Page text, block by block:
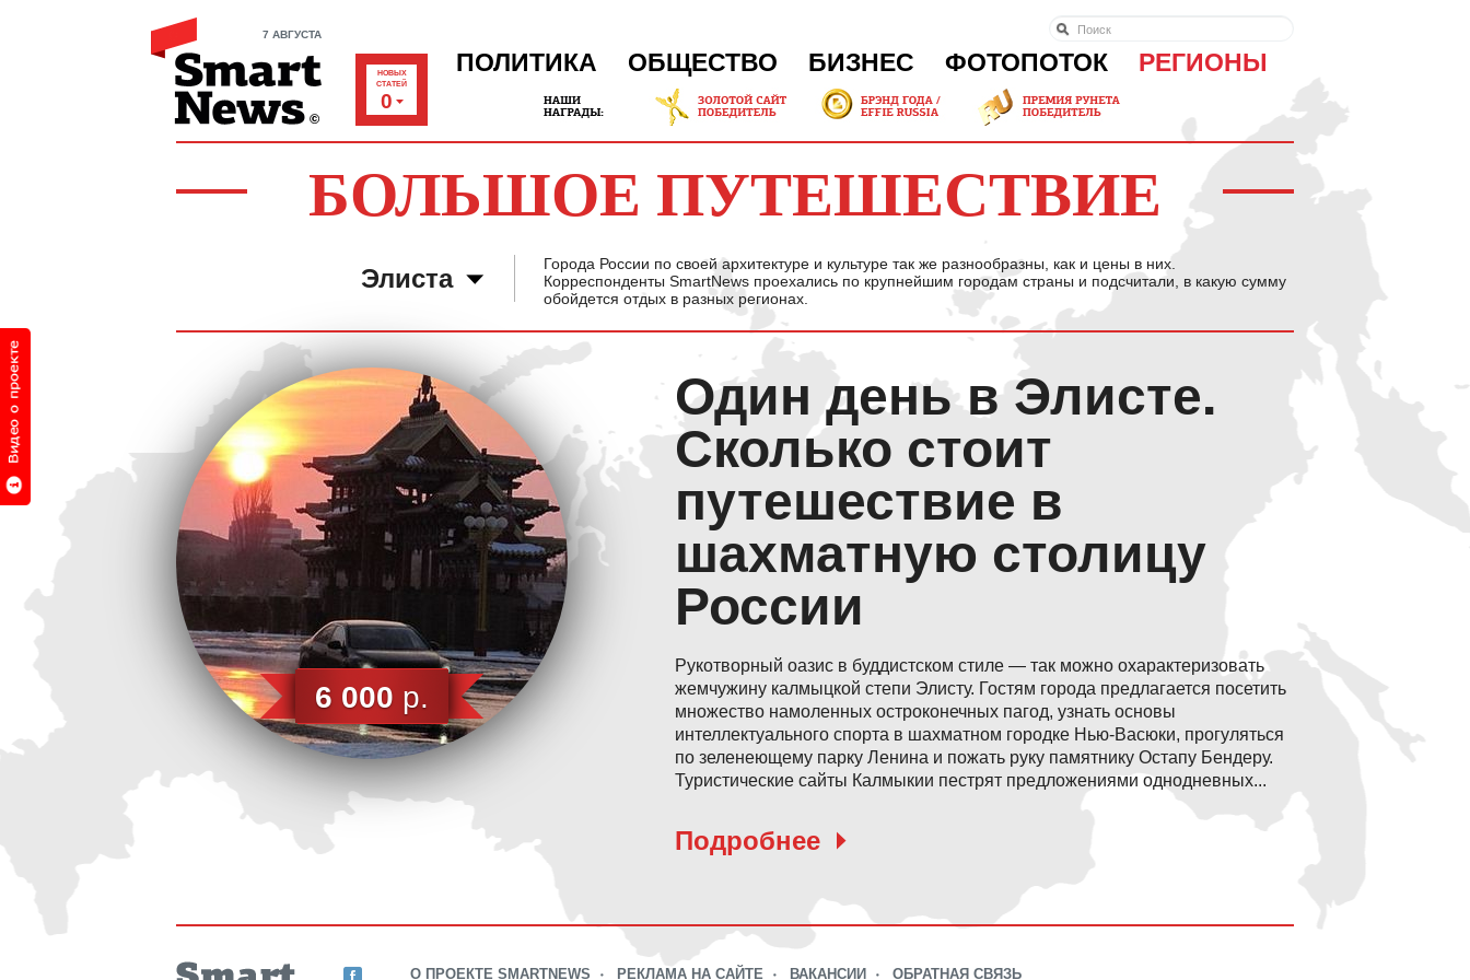
7 АВГУСТА
НОВЫХ
СТАТЕЙ
0
ПОЛИТИКА ОБЩЕСТВО БИЗНЕС ФОТОПОТОК РЕГИОНЫ
БОЛЬШОЕ ПУТЕШЕСТВИЕ
Города России по своей архитектуре и культуре так же разнообразны, как и цены в них.
Корреспонденты SmartNews проехались по крупнейшим городам страны и подсчитали, в какую сумму
обойдется отдых в разных регионах.
Элиста
6 000 р.
Один день в Элисте.
Сколько стоит
путешествие в
шахматную столицу
России
Рукотворный оазис в буддистском стиле — так можно охарактеризовать
жемчужину калмыцкой степи Элисту. Гостям города предлагается посетить
множество намоленных остроконечных пагод, узнать основы
интеллектуального спорта в шахматном городке Нью-Васюки, прогуляться
по зеленеющему парку Ленина и пожать руку памятнику Остапу Бендеру.
Туристические сайты Калмыкии пестрят предложениями однодневных...
Подробнее
О ПРОЕКТЕ SMARTNEWS РЕКЛАМА НА САЙТЕ ВАКАНСИИ ОБРАТНАЯ СВЯЗЬ